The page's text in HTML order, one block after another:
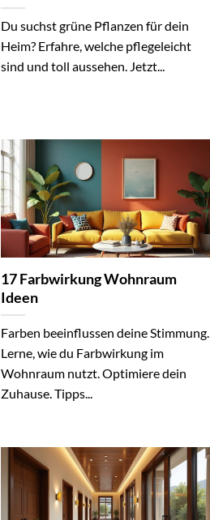
Du suchst grüne Pflanzen für dein
Heim? Erfahre, welche pflegeleicht
sind und toll aussehen. Jetzt...
17 Farbwirkung Wohnraum
Ideen
Farben beeinflussen deine Stimmung.
Lerne, wie du Farbwirkung im
Wohnraum nutzt. Optimiere dein
Zuhause. Tipps...